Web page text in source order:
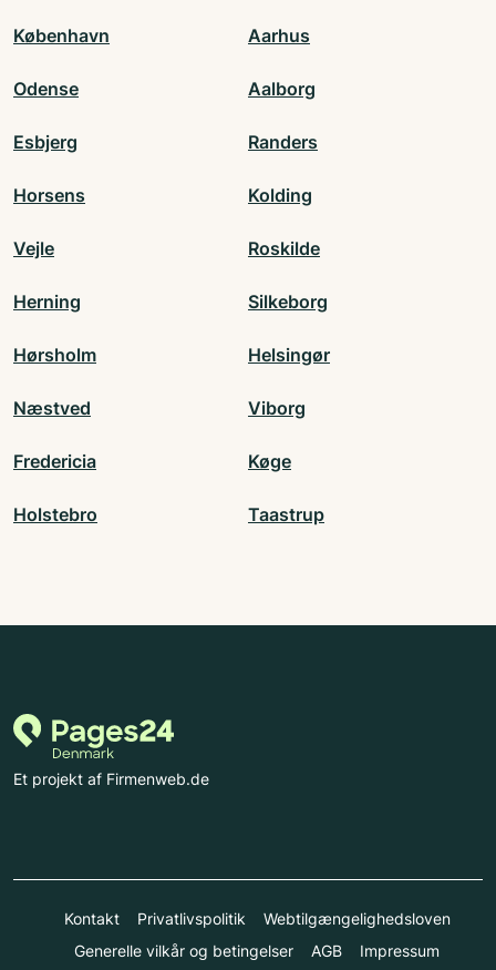
København Aarhus
Odense Aalborg
Esbjerg Randers
Horsens Kolding
Vejle Roskilde
Herning Silkeborg
Hørsholm Helsingør
Næstved Viborg
Fredericia Køge
Holstebro Taastrup
Et projekt af Firmenweb.de
Kontakt Privatlivspolitik
Webtilgængelighedsloven
Generelle vilkår og betingelser
AGB Impressum